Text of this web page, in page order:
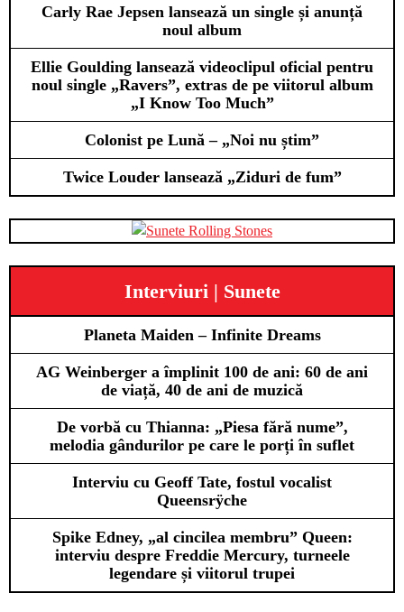
Carly Rae Jepsen lansează un single și anunță
noul album
Ellie Goulding lansează videoclipul oficial pentru
noul single „Ravers”, extras de pe viitorul album
„I Know Too Much”
Colonist pe Lună – „Noi nu știm”
Twice Louder lansează „Ziduri de fum”
Interviuri | Sunete
Planeta Maiden – Infinite Dreams
AG Weinberger a împlinit 100 de ani: 60 de ani
de viață, 40 de ani de muzică
De vorbă cu Thianna: „Piesa fără nume”,
melodia gândurilor pe care le porți în suflet
Interviu cu Geoff Tate, fostul vocalist
Queensrÿche
Spike Edney, „al cincilea membru” Queen:
interviu despre Freddie Mercury, turneele
legendare și viitorul trupei